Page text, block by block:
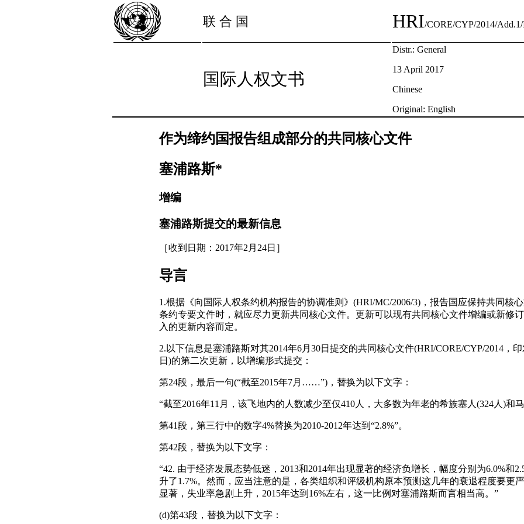
联 合 国 HRI/CORE/CYP/2014/Add.1/
国际人权文书
Distr.: General
13 April 2017
Chinese
Original: English
作为缔约国报告组成部分的共同核心文件
塞浦路斯*
增编
塞浦路斯提交的最新信息
［收到日期：2017年2月24日］
导言
1.根据《向国际人权条约机构报告的协调准则》(HRI/MC/2006/3)，报告国应保持共同核
条约专要文件时，就应尽力更新共同核心文件。更新可以现有共同核心文件增编或新修
入的更新内容而定。
2.以下信息是塞浦路斯对其2014年6月30日提交的共同核心文件(HRI/CORE/CYP/2014，
日)的第二次更新，以增编形式提交：
第24段，最后一句(“截至2015年7月……”)，替换为以下文字：
“截至2016年11月，该飞地内的人数减少至仅410人，大多数为年老的希族塞人(324人)和
第41段，第三行中的数字4%替换为2010-2012年达到“2.8%”。
第42段，替换为以下文字：
“42. 由于经济发展态势低迷，2013和2014年出现显著的经济负增长，幅度分别为6.0%和
升了1.7%。然而，应当注意的是，各类组织和评级机构原本预测这几年的衰退程度要更
显著，失业率急剧上升，2015年达到16%左右，这一比例对塞浦路斯而言相当高。”
(d)第43段，替换为以下文字：